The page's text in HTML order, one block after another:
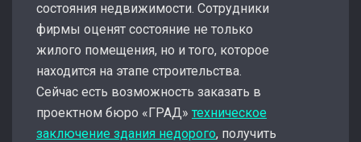
состояния недвижимости. Сотрудники
фирмы оценят состояние не только
жилого помещения, но и того, которое
находится на этапе строительства.
Сейчас есть возможность заказать в
проектном бюро «ГРАД» техническое
заключение здания недорого, получить